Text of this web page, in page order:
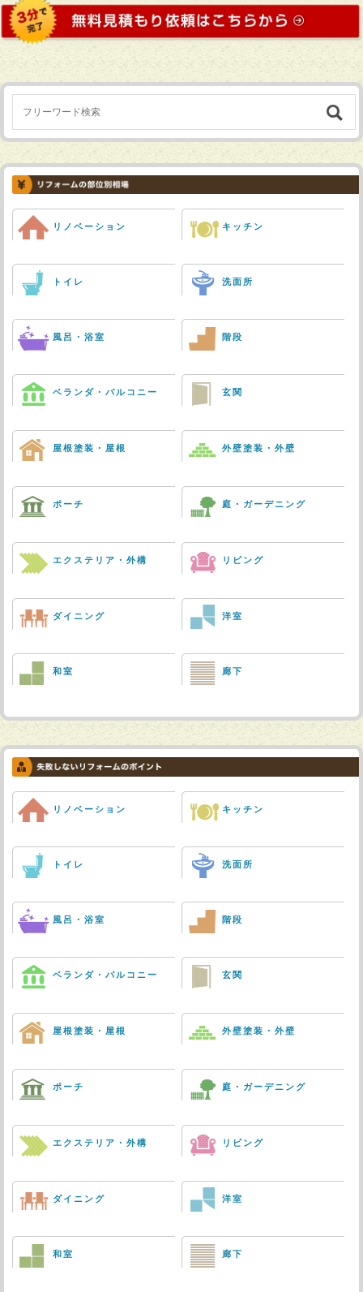
リノベーション キッチン
トイレ 洗面所
風呂・浴室 階段
ベランダ・バルコニー 玄関
屋根塗装・屋根 外壁塗装・外壁
ポーチ 庭・ガーデニング
エクステリア・外構 リビング
ダイニング 洋室
和室 廊下
リノベーション キッチン
トイレ 洗面所
風呂・浴室 階段
ベランダ・バルコニー 玄関
屋根塗装・屋根 外壁塗装・外壁
ポーチ 庭・ガーデニング
エクステリア・外構 リビング
ダイニング 洋室
和室 廊下